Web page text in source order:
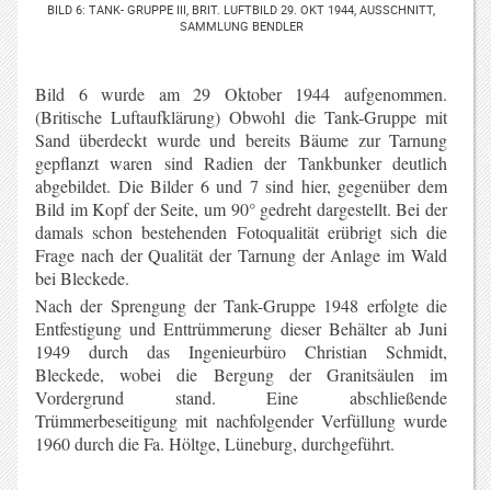
BILD 6: TANK- GRUPPE III, BRIT. LUFTBILD 29. OKT 1944, AUSSCHNITT,
SAMMLUNG BENDLER
Bild 6 wurde am 29 Oktober 1944 aufgenommen.
(Britische Luftaufklärung) Obwohl die Tank-Gruppe mit
Sand überdeckt wurde und bereits Bäume zur Tarnung
gepflanzt waren sind Radien der Tankbunker deutlich
abgebildet. Die Bilder 6 und 7 sind hier, gegenüber dem
Bild im Kopf der Seite, um 90° gedreht dargestellt. Bei der
damals schon bestehenden Fotoqualität erübrigt sich die
Frage nach der Qualität der Tarnung der Anlage im Wald
bei Bleckede.
Nach der Sprengung der Tank-Gruppe 1948 erfolgte die
Entfestigung und Enttrümmerung dieser Behälter ab Juni
1949 durch das Ingenieurbüro Christian Schmidt,
Bleckede, wobei die Bergung der Granitsäulen im
Vordergrund stand. Eine abschließende
Trümmerbeseitigung mit nachfolgender Verfüllung wurde
1960 durch die Fa. Höltge, Lüneburg, durchgeführt.